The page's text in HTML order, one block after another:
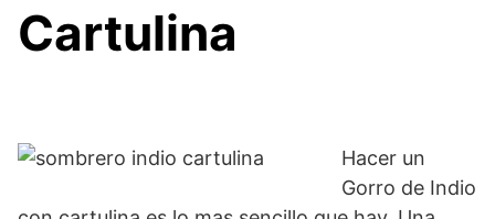
Cartulina
Hacer un
Gorro de Indio